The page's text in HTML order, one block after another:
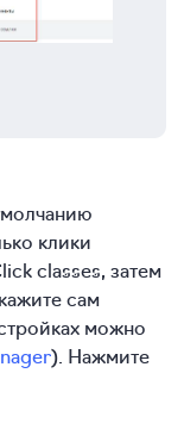
клики
classes, затем
сам
можно
). Нажмите